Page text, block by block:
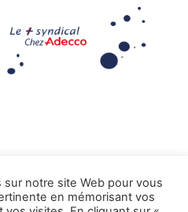
notre site Web pour vous
en mémorisant vos